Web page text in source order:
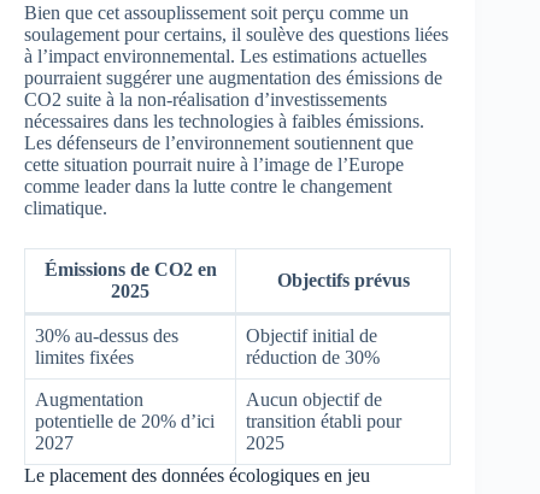
Bien que cet assouplissement soit perçu comme un
soulagement pour certains, il soulève des questions liées
à l’impact environnemental. Les estimations actuelles
pourraient suggérer une augmentation des émissions de
CO2 suite à la non-réalisation d’investissements
nécessaires dans les technologies à faibles émissions.
Les défenseurs de l’environnement soutiennent que
cette situation pourrait nuire à l’image de l’Europe
comme leader dans la lutte contre le changement
climatique.
Émissions de CO2 en
2025
Objectifs prévus
30% au-dessus des
limites fixées
Objectif initial de
réduction de 30%
Augmentation
potentielle de 20% d’ici
2027
Aucun objectif de
transition établi pour
2025
Le placement des données écologiques en jeu